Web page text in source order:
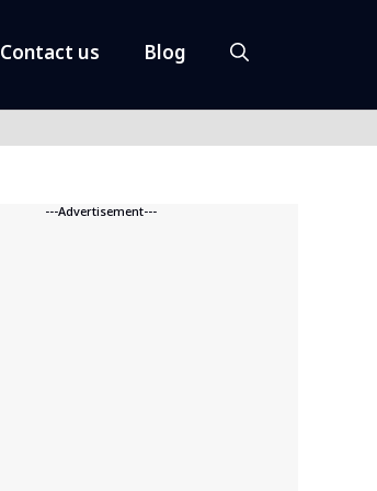
Contact us Blog
---Advertisement---